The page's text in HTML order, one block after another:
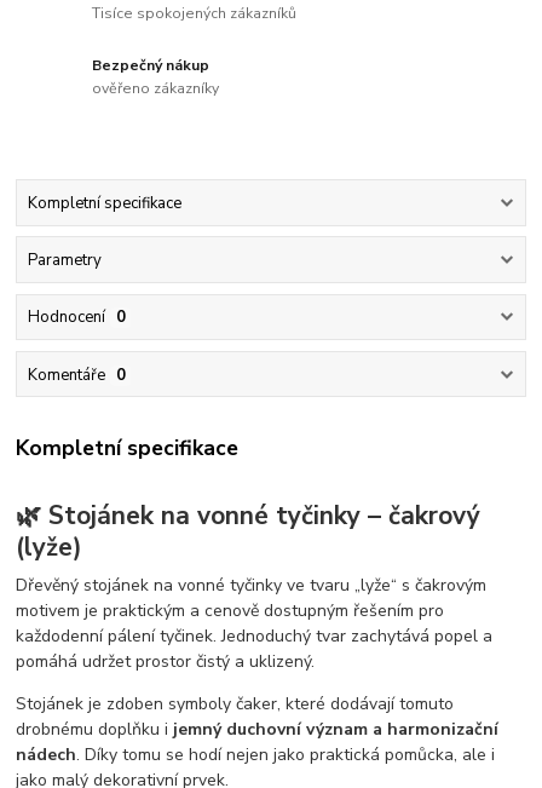
Tisíce spokojených zákazníků
Bezpečný nákup
ověřeno zákazníky
Kompletní specifikace
Parametry
Hodnocení 0
Komentáře 0
Kompletní specifikace
🌿 Stojánek na vonné tyčinky – čakrový
(lyže)
Dřevěný stojánek na vonné tyčinky ve tvaru „lyže“ s čakrovým
motivem je praktickým a cenově dostupným řešením pro
každodenní pálení tyčinek. Jednoduchý tvar zachytává popel a
pomáhá udržet prostor čistý a uklizený.
Stojánek je zdoben symboly čaker, které dodávají tomuto
drobnému doplňku i jemný duchovní význam a harmonizační
nádech. Díky tomu se hodí nejen jako praktická pomůcka, ale i
jako malý dekorativní prvek.